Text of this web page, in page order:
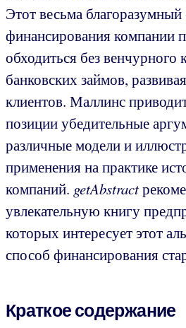
Этот весьма благоразумный
финансирования компании
обходиться без венчурного
банковских займов,
клиентов. Маллинс
позиции убедительные
различные модели и
применения на практике
компаний. getAbstract
увлекательную книгу
которых интересует этот
способ финансирования
Краткое содержание